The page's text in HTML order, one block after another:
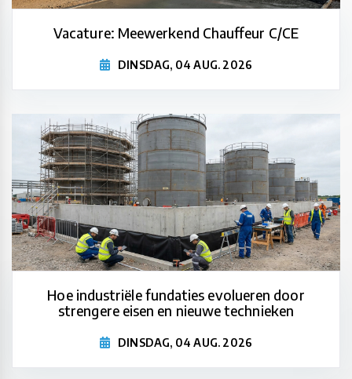
Vacature: Meewerkend Chauffeur C/CE
DINSDAG, 04 AUG. 2026
Hoe industriële fundaties evolueren door
strengere eisen en nieuwe technieken
DINSDAG, 04 AUG. 2026